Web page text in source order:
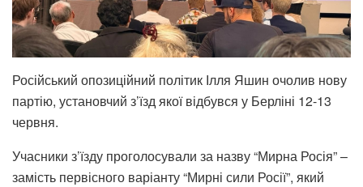
Російський опозиційний політик Ілля Яшин очолив нову
партію, установчий з’їзд якої відбувся у Берліні 12-13
червня.
Учасники з’їзду проголосували за назву “Мирна Росія” –
замість первісного варіанту “Мирні сили Росії”, який